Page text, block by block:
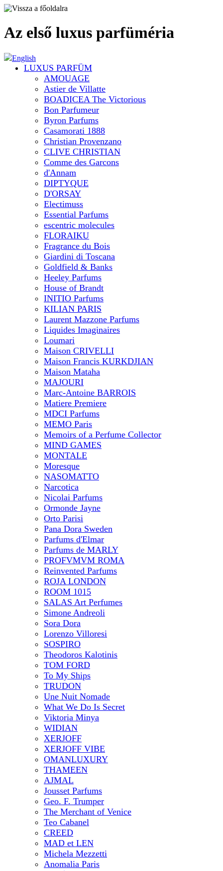
Az első luxus parfüméria
English
LUXUS PARFÜM
AMOUAGE
Astier de Villatte
BOADICEA The Victorious
Bon Parfumeur
Byron Parfums
Casamorati 1888
Christian Provenzano
CLIVE CHRISTIAN
Comme des Garcons
d'Annam
DIPTYQUE
D'ORSAY
Electimuss
Essential Parfums
escentric molecules
FLORAIKU
Fragrance du Bois
Giardini di Toscana
Goldfield & Banks
Heeley Parfums
House of Brandt
INITIO Parfums
KILIAN PARIS
Laurent Mazzone Parfums
Liquides Imaginaires
Loumari
Maison CRIVELLI
Maison Francis KURKDJIAN
Maison Mataha
MAJOURI
Marc-Antoine BARROIS
Matiere Premiere
MDCI Parfums
MEMO Paris
Memoirs of a Perfume Collector
MIND GAMES
MONTALE
Moresque
NASOMATTO
Narcotica
Nicolai Parfums
Ormonde Jayne
Orto Parisi
Pana Dora Sweden
Parfums d'Elmar
Parfums de MARLY
PROFVMVM ROMA
Reinvented Parfums
ROJA LONDON
ROOM 1015
SALAS Art Perfumes
Simone Andreoli
Sora Dora
Lorenzo Villoresi
SOSPIRO
Theodoros Kalotinis
TOM FORD
To My Ships
TRUDON
Une Nuit Nomade
What We Do Is Secret
Viktoria Minya
WIDIAN
XERJOFF
XERJOFF VIBE
OMANLUXURY
THAMEEN
AJMAL
Jousset Parfums
Geo. F. Trumper
The Merchant of Venice
Teo Cabanel
CREED
MAD et LEN
Michela Mezzetti
Anomalia Paris